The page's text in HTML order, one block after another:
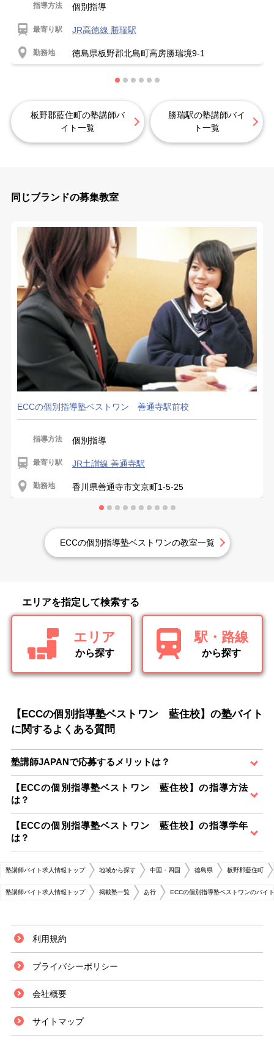
指導方法 個別指導
最寄り駅 JR高徳線 勝瑞駅
勤務地 徳島県板野郡北島町高房勝瑞境9-1
板野郡藍住町の塾講師バ
イト一覧
勝瑞駅の塾講師バイ
ト一覧
同じブランドの募集教室
ECCの個別指導塾ベストワン 善通寺駅前校
指導方法 個別指導
最寄り駅 JR土讃線 善通寺駅
勤務地 香川県善通寺市文京町1-5-25
ECCの個別指導塾ベストワンの教室一覧
エリアを指定して検索する
エリア
から探す
駅・路線
から探す
【ECCの個別指導塾ベストワン 藍住校】の塾バイト
に関するよくある質問
塾講師JAPANで応募するメリットは？
【ECCの個別指導塾ベストワン 藍住校】の指導方法
は？
【ECCの個別指導塾ベストワン 藍住校】の指導学年
は？
塾講師バイト求人情報トップ 地域から探す 中国・四国 徳島県 板野郡藍住町
塾講師バイト求人情報トップ 掲載塾一覧 あ行 ECCの個別指導塾ベストワンのバイ
利用規約
プライバシーポリシー
会社概要
サイトマップ